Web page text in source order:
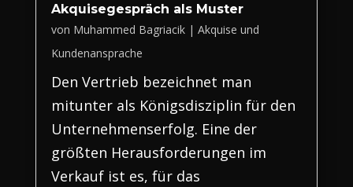
Akquisegespräch als Muster
von Muhammed Bagriacik| Akquise und
Kundenansprache
Den Vertrieb bezeichnet man
mitunter als Königsdisziplin für den
Unternehmenserfolg. Eine der
größten Herausforderungen im
Verkauf ist es, für das